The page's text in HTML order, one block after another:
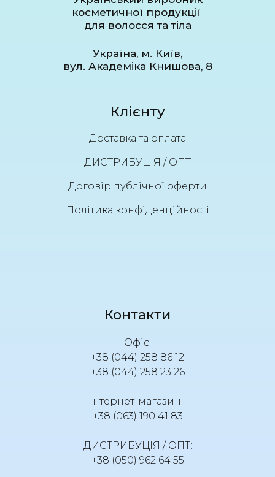
косметичної продукції
для волосся та тіла
Україна, м. Київ,
вул. Академіка Книшова, 8
Клієнту
Доставка та оплата
ДИСТРИБУЦІЯ / ОПТ
Договір публічної оферти
Політика конфіденційності
Контакти
Офіс:
+38 (044) 258 86 12
+38 (044) 258 23 26
Інтернет-магазин:
+38 (063) 190 41 83
ДИСТРИБУЦІЯ / ОПТ:
+38 (050) 962 64 55